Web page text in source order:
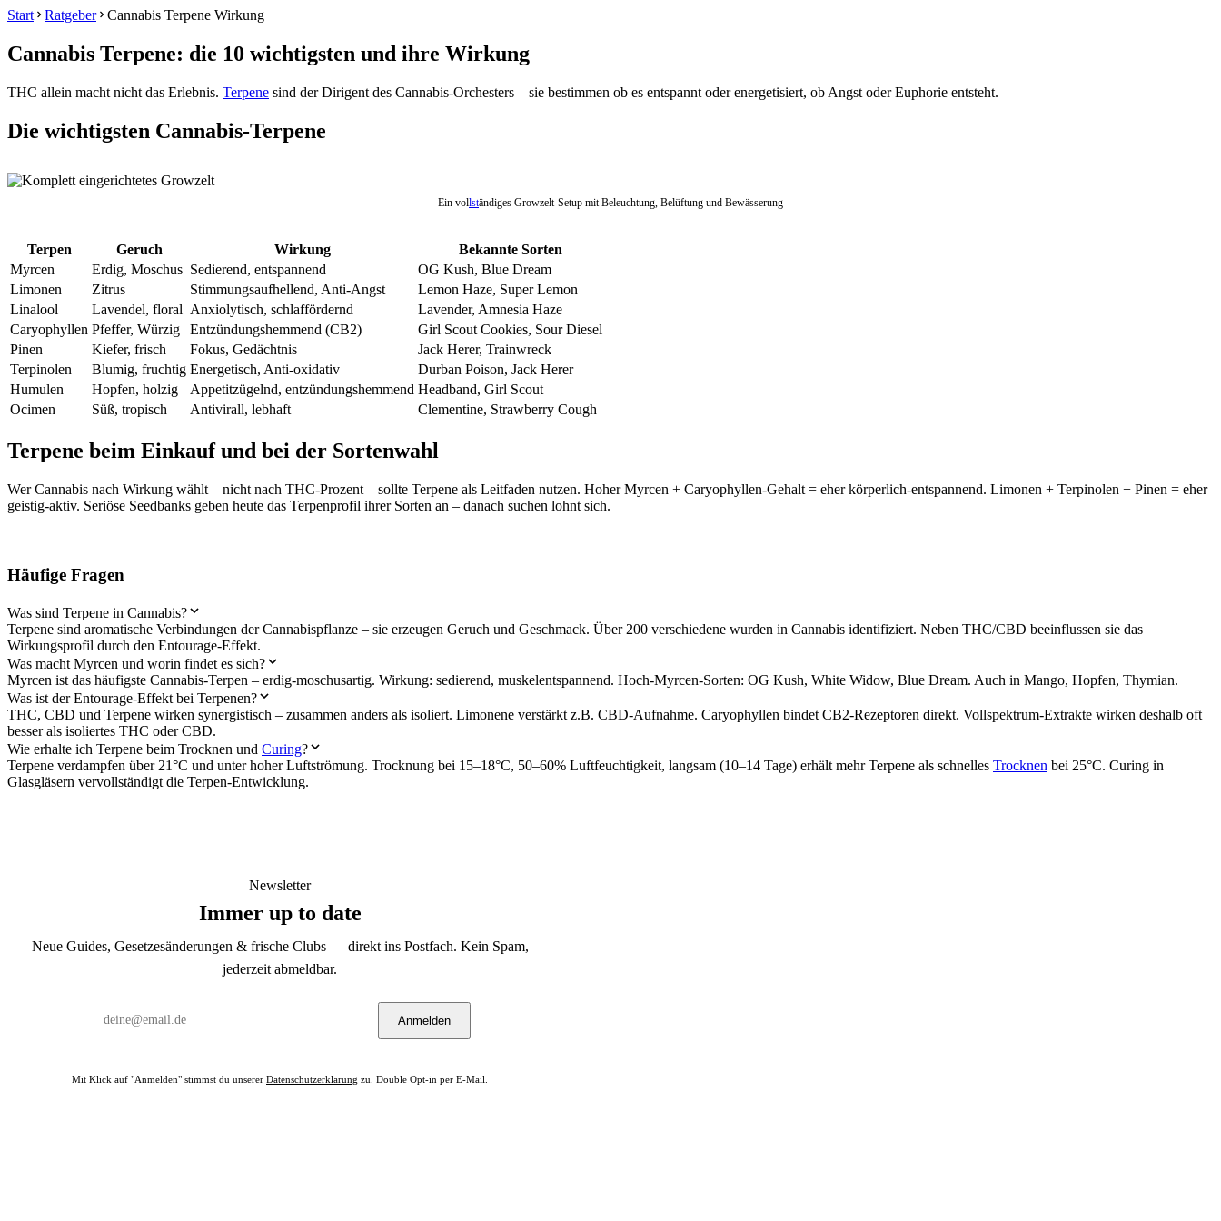
Start Ratgeber Cannabis Terpene Wirkung
Cannabis Terpene: die 10 wichtigsten und ihre Wirkung
THC allein macht nicht das Erlebnis. Terpene sind der Dirigent des Cannabis-Orchesters – sie bestimmen ob es entspannt oder energetisiert, ob Angst oder Euphorie entsteht.
Die wichtigsten Cannabis-Terpene
Ein vollständiges Growzelt-Setup mit Beleuchtung, Belüftung und Bewässerung
Terpen Geruch Wirkung
Bekannte Sorten
Myrcen
Erdig, Moschus Sedierend, entspannend
OG Kush, Blue Dream
Limonen
Zitrus Stimmungsaufhellend, Anti-Angst
Lemon Haze, Super Lemon
Linalool
Lavendel, floral Anxiolytisch, schlaffördernd
Lavender, Amnesia Haze
Caryophyllen Pfeffer, Würzig Entzündungshemmend (CB2)
Girl Scout Cookies, Sour Diesel
Pinen
Kiefer, frisch Fokus, Gedächtnis
Jack Herer, Trainwreck
Terpinolen
Blumig, fruchtig Energetisch, Anti-oxidativ
Durban Poison, Jack Herer
Humulen
Hopfen, holzig Appetitzügelnd, entzündungshemmend Headband, Girl Scout
Ocimen
Süß, tropisch Antivirall, lebhaft Clementine, Strawberry Cough
Terpene beim Einkauf und bei der Sortenwahl
Wer Cannabis nach Wirkung wählt – nicht nach THC-Prozent – sollte Terpene als Leitfaden nutzen. Hoher Myrcen + Caryophyllen-Gehalt = eher körperlich-entspannend. Limonen + Terpinolen + Pinen = eher
geistig-aktiv. Seriöse Seedbanks geben heute das Terpenprofil ihrer Sorten an – danach suchen lohnt sich.
Häufige Fragen
Was sind Terpene in Cannabis?
Terpene sind aromatische Verbindungen der Cannabispflanze – sie erzeugen Geruch und Geschmack. Über 200 verschiedene wurden in Cannabis identifiziert. Neben THC/CBD beeinflussen sie das
Wirkungsprofil durch den Entourage-Effekt.
Was macht Myrcen und worin findet es sich?
Myrcen ist das häufigste Cannabis-Terpen – erdig-moschusartig. Wirkung: sedierend, muskelentspannend. Hoch-Myrcen-Sorten: OG Kush, White Widow, Blue Dream. Auch in Mango, Hopfen, Thymian.
Was ist der Entourage-Effekt bei Terpenen?
THC, CBD und Terpene wirken synergistisch – zusammen anders als isoliert. Limonene verstärkt z.B. CBD-Aufnahme. Caryophyllen bindet CB2-Rezeptoren direkt. Vollspektrum-Extrakte wirken deshalb oft
besser als isoliertes THC oder CBD.
Wie erhalte ich Terpene beim Trocknen und Curing?
Terpene verdampfen über 21°C und unter hoher Luftströmung. Trocknung bei 15–18°C, 50–60% Luftfeuchtigkeit, langsam (10–14 Tage) erhält mehr Terpene als schnelles Trocknen bei 25°C. Curing in
Glasgläsern vervollständigt die Terpen-Entwicklung.
Newsletter
Immer up to date
Neue Guides, Gesetzesänderungen & frische Clubs — direkt ins Postfach. Kein Spam,
jederzeit abmeldbar.
Anmelden
Mit Klick auf "Anmelden" stimmst du unserer Datenschutzerklärung zu. Double Opt-in per E-Mail.